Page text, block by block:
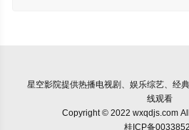
星空影院提供热播电视剧、娱乐综艺、经
线观看
Copyright © 2022 wxqdjs.com
桂ICP备